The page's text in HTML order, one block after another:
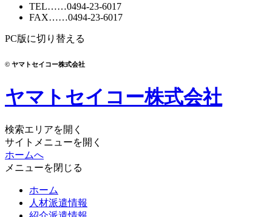
TEL……0494-23-6017
FAX……0494-23-6017
PC版に切り替える
© ヤマトセイコー株式会社
ヤマトセイコー株式会社
検索エリアを開く
サイトメニューを開く
ホームへ
メニューを閉じる
ホーム
人材派遣情報